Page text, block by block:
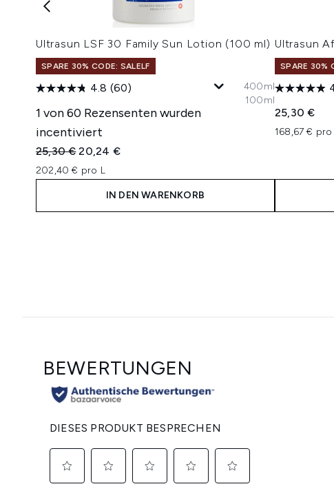
Ultrasun LSF 30 Family Sun Lotion (100 ml)
SPARE 30% CODE: SALELF
4.8 (60)
1 von 60 Rezensenten wurden
incentiviert
Unverbindliche Preisempfehlung:
25,30 €Aktueller Preis:
20,24 €
202,40 € pro L
400ml
100ml
IN DEN WARENKORB
Ultrasun
SPARE 30%
25,30 €
168,67 € pro